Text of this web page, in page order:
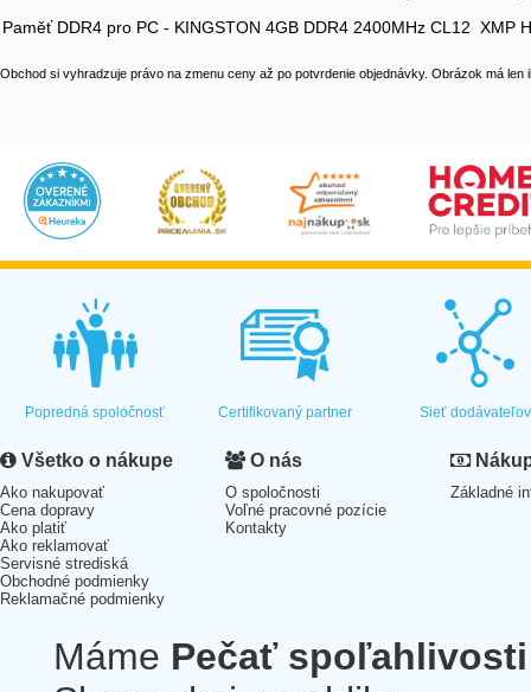
Paměť DDR4 pro PC - KINGSTON 4GB DDR4 2400MHz CL12 XMP
Obchod si vyhradzuje právo na zmenu ceny až po potvrdenie objednávky. Obrázok má len
Popredná spoločnosť Certifikovaný partner Sieť dodávateľov
Všetko o nákupe
Ako nakupovať
Cena dopravy
Ako platiť
Ako reklamovať
Servisné strediská
Obchodné podmienky
Reklamačné podmienky
O nás
O spoločnosti
Voľné pracovné pozície
Kontakty
Základné
Máme Pečať spoľahlivosti